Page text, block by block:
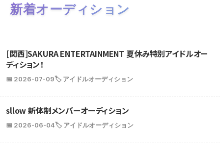
新着オーディション
[関西]SAKURA ENTERTAINMENT 夏休み特別アイドルオー
ディション！
📅 2026-07-09🏷️ アイドルオーディション
sllow 新体制メンバーオーディション
📅 2026-06-04🏷️ アイドルオーディション